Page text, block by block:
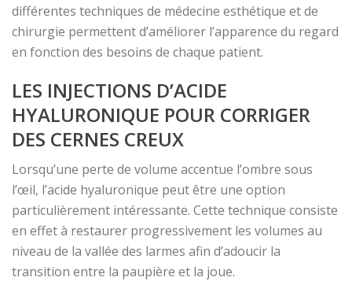
différentes techniques de médecine esthétique et de
chirurgie permettent d’améliorer l’apparence du regard
en fonction des besoins de chaque patient.
LES INJECTIONS D’ACIDE
HYALURONIQUE POUR CORRIGER
DES CERNES CREUX
Lorsqu’une perte de volume accentue l’ombre sous
l’œil, l’acide hyaluronique peut être une option
particulièrement intéressante. Cette technique consiste
en effet à restaurer progressivement les volumes au
niveau de la vallée des larmes afin d’adoucir la
transition entre la paupière et la joue.